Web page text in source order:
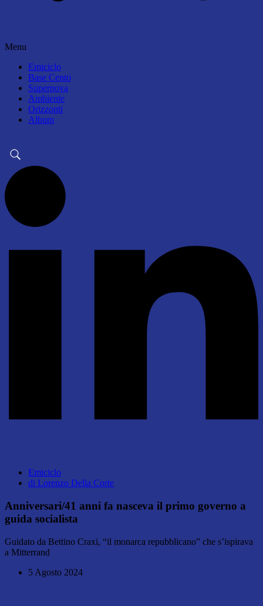
Menu
Emiciclo
Base Cento
Supernova
Ambiente
Orizzonti
Album
Emiciclo
di Lorenzo Della Corte
Anniversari/41 anni fa nasceva il primo governo a
guida socialista
Guidato da Bettino Craxi, “il monarca repubblicano” che s’ispirava
a Mitterrand
5 Agosto 2024